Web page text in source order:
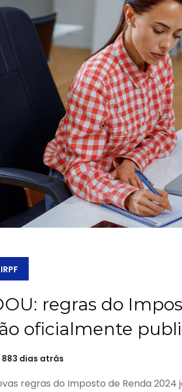
IRPF
regras do
oficialmente
883 dias atrás
regras do Imposto de Renda